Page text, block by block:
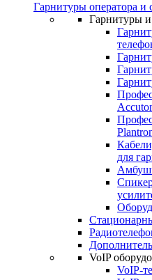
Гарнитуры оператора и
Гарнитуры и
для
VoIP
VoIP-